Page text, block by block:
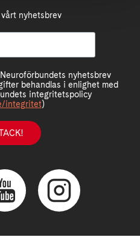
nyhetsbrev
nyhetsbrev
behandlas i enlighet med
integritetspolicy
integritet)